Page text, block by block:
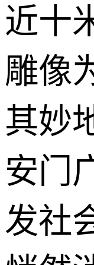
近十
雕像
其妙
安门
发社